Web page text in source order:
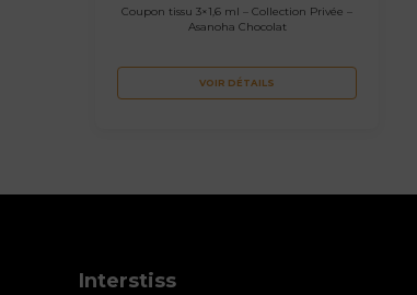
Coupon tissu 3×1,6 ml – Collection Privée –
Asanoha Chocolat
VOIR DÉTAILS
Interstiss